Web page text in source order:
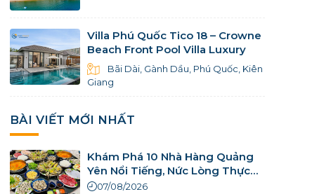
Villa Phú Quốc Tico 18 – Crowne
Beach Front Pool Villa Luxury
Bãi Dài, Gành Dầu, Phú Quốc, Kiên
Giang
BÀI VIẾT MỚI NHẤT
Khám Phá 10 Nhà Hàng Quảng
Yên Nổi Tiếng, Nức Lòng Thực
Khách
07/08/2026